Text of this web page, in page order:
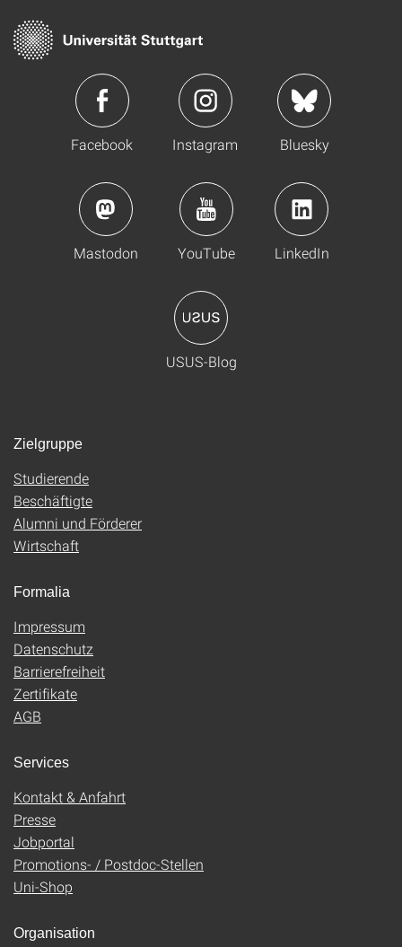
Facebook Instagram Bluesky
Mastodon YouTube LinkedIn
USUS-Blog
Zielgruppe
Studierende
Beschäftigte
Alumni und Förderer
Wirtschaft
Formalia
Impressum
Datenschutz
Barrierefreiheit
Zertifikate
AGB
Services
Kontakt & Anfahrt
Presse
Jobportal
Promotions- / Postdoc-Stellen
Uni-Shop
Organisation